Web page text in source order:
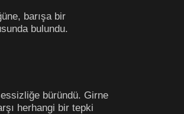
barışa bir
bulundu.
büründü. Girne
herhangi bir tepki